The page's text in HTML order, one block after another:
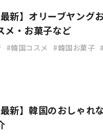
最新】オリーブヤング
メ・お菓子など
韓国コスメ 韓国お菓子
最新】韓国のおしゃれ